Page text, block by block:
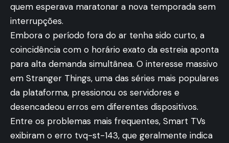
quem esperava maratonar a nova temporada sem
interrupções.
Embora o período fora do ar tenha sido curto, a
coincidência com o horário exato da estreia aponta
para alta demanda simultânea. O interesse massivo
em Stranger Things, uma das séries mais populares
da plataforma, pressionou os servidores e
desencadeou erros em diferentes dispositivos.
Entre os problemas mais frequentes, Smart TVs
exibiram o erro tvq-st-143, que geralmente indica